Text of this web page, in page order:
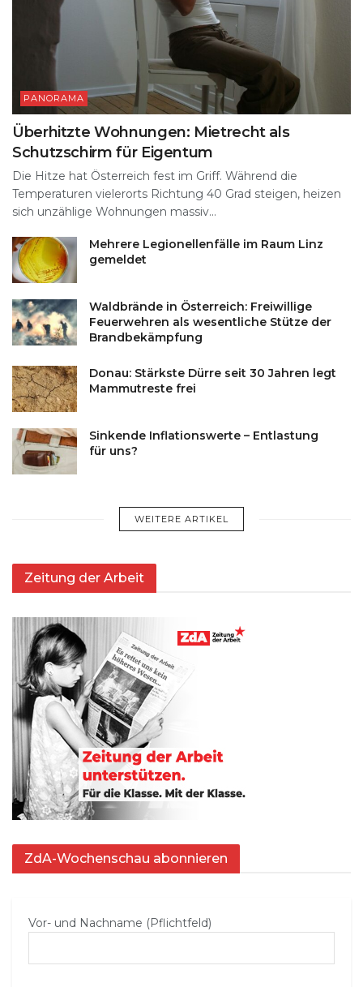
PANORAMA
Überhitzte Wohnungen: Mietrecht als
Schutzschirm für Eigentum
Die Hitze hat Österreich fest im Griff. Während die
Temperaturen vielerorts Richtung 40 Grad steigen, heizen
sich unzählige Wohnungen massiv...
Mehrere Legionellenfälle im Raum Linz
gemeldet
Waldbrände in Österreich: Freiwillige
Feuerwehren als wesentliche Stütze der
Brandbekämpfung
Donau: Stärkste Dürre seit 30 Jahren legt
Mammutreste frei
Sinkende Inflationswerte – Entlastung
für uns?
WEITERE ARTIKEL
Zeitung der Arbeit
ZdA-Wochenschau abonnieren
Vor- und Nachname (Pflichtfeld)